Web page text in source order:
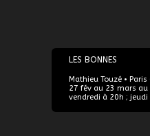
27/02/2024
LES BONNES
Mathieu Touzé •
27 fév au 23 mars
vendredi à 20h ;